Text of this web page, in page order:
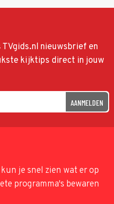
nieuwsbrief en
kijktips direct in jouw
AANMELDEN
je snel zien wat er op
programma's bewaren